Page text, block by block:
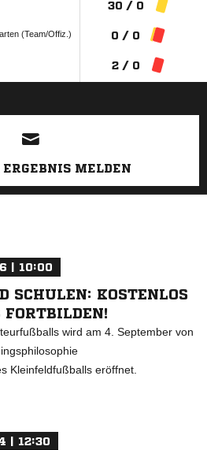
(Team/Offiz.)
30 / 0
0 / 0
2 / 0
ANZEIGE
ERGEBNIS MELDEN
| 10:00
SCHULEN: KOSTENLOS
wird am 4. September von
Kleinfeldfußballs eröffnet.
| 12:30